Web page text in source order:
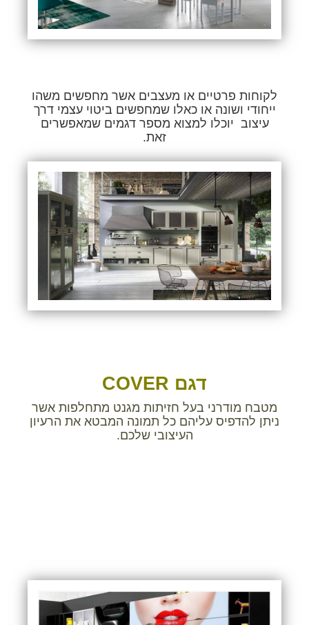
לקוחות פרטיים או מעצבים אשר מחפשים משהו
ייחודי ושונה או כאלו שמחפשים ביטוי עצמי דרך
עיצוב יוכלו למצוא מספר דגמים שמאפשרים
זאת.
דגם COVER
מטבח מודרני בעל חזיתות מגנט מתחלפות אשר
ניתן להדפיס עליהם כל תמונה המבטא את הרעיון
העיצובי שלכם.